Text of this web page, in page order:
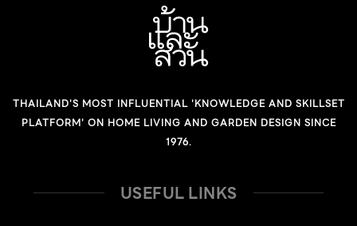
THAILAND'S MOST INFLUENTIAL 'KNOWLEDGE AND SKILLSET
PLATFORM' ON HOME LIVING AND GARDEN DESIGN SINCE
1976.
USEFUL LINKS